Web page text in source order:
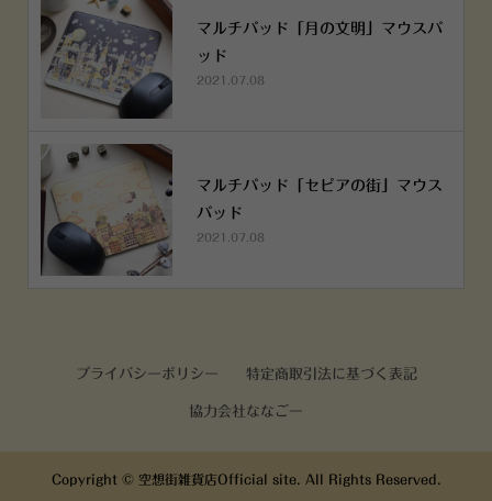
マルチパッド「月の文明」マウスパ
ッド
2021.07.08
マルチパッド「セピアの街」マウス
パッド
2021.07.08
プライバシーポリシー 特定商取引法に基づく表記
協力会社ななごー
Copyright ©空想街雑貨店Official site. All Rights Reserved.